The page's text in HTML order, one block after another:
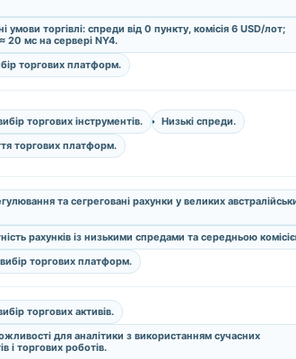
умови торгівлі: спреди від 0 пункту, комісія 6 USD/лот;
20 мс на сервері NY4.
торгових платформ.
торгових інструментів.
Низькі спреди.
торгових платформ.
та сегреговані рахунки у великих
рахунків із низькими спредами та середньою
торгових платформ.
торгових активів.
для аналітики з використанням сучасних
і торгових роботів.